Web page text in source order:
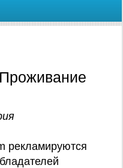
рекламируются